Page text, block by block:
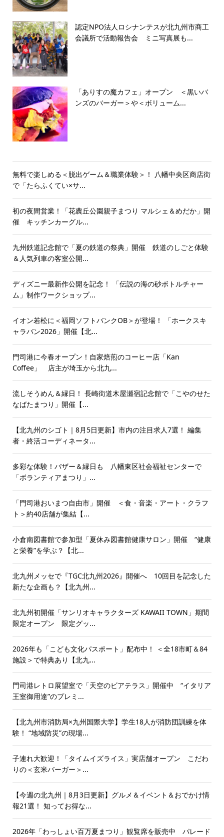
認定NPO法人ロシナンテスが北九州市商工
会議所で活動報告会 ミニ写真展も...
「ありすの魔カフェ」オープン ＜黒いバ
ンズのバーガー＞や＜ボリューム...
無料で楽しめる＜脱出ゲーム＆職業体験＞！ 八幡中央区商店街
で「たらふくてい×サ...
初の夜間営業！「花農丘公園親子まつり マルシェ＆めだか」開
催 キッチンカーグル...
九州鉄道記念館で「夏の鉄道の祭典」開催 鉄道のしごと体験
＆人気列車の客室公開...
ディズニー最新作公開を記念！ 「伝説の海の砂ボトルチャー
ム」制作ワークショップ...
イオン若松に＜福岡ソフトバンクOB＞が登場！ 「ホークスキ
ャラバン2026」開催【北...
門司港に今春オープン！自家焙煎のコーヒー店「Kan
Coffee」 店主が埼玉から北九...
流しそうめん＆縁日！ 長崎街道木屋瀬宿記念館で「こやのせた
なばたまつり」開催【...
【北九州のシゴト｜8月5日更新】市内の注目求人7選！ 編集
者・終活コーディネータ...
多彩な体験！バザー＆縁日も 八幡東区社会福祉センターで
「ボランティアまつり」...
「門司港おいまつ自由市」開催 ＜食・音楽・アート・クラフ
ト＞約40店舗が集結【...
小倉南図書館で参加型「夏休み図書館健康サロン」開催 “健康
と栄養”を学ぶ？【北...
北九州メッセで『TGC北九州2026』開催へ 10回目を記念した
新たな企画も？【北九州...
北九州初開催「サンリオキャラクターズ KAWAII TOWN」期間
限定オープン 限定グッ...
2026年も「こども文化パスポート」配布中！ ＜全18市町＆84
施設＞で特典あり【北九...
門司港レトロ展望室で「天空のビアテラス」開催中 “イタリア
王室御用達”のプレミ...
【北九州市消防局×九州国際大学】学生18人が消防団訓練を体
験！ “地域防災”の現場...
子連れ大歓迎！「タイムイズライス」実店舗オープン こだわ
りの＜玄米バーガー＞...
【今週の北九州｜8月3日更新】グルメ＆イベント＆おでかけ情
報21選！ 知ってお得な...
2026年「わっしょい百万夏まつり」観覧席を販売中 パレード